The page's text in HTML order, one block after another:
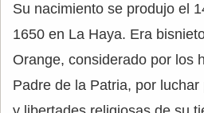
Su nacimiento se produjo el
1650 en La Haya. Era
Orange, considerado por los
Padre de la Patria, por